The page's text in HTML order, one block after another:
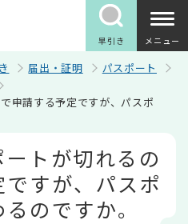
早引き メニュー
届出・証明
パスポート
申請する予定ですが、パスポ
トが切れるの
すが、パスポ
のですか。